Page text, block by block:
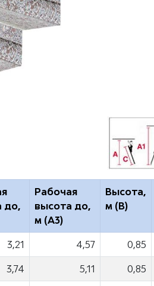
до,
Рабочая
высота до,
м (A3)
Высота,
м (B)
3,21 4,57 0,85
3,74 5,11 0,85